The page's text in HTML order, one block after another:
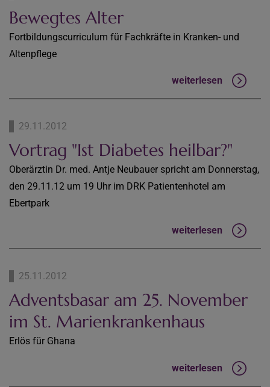
Bewegtes Alter
Fortbildungscurriculum für Fachkräfte in Kranken- und
Altenpflege
weiterlesen
29.11.2012
Vortrag "Ist Diabetes heilbar?"
Oberärztin Dr. med. Antje Neubauer spricht am Donnerstag,
den 29.11.12 um 19 Uhr im DRK Patientenhotel am
Ebertpark
weiterlesen
25.11.2012
Adventsbasar am 25. November
im St. Marienkrankenhaus
Erlös für Ghana
weiterlesen